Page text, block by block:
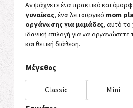
Αν ψάχνετε ένα πρακτικό και
γυναίκας, ένα λειτουργικό mom
οργάνωσης για μαμάδες, αυτό το
ιδανική επιλογή για να
και θετική διάθεση.
Μέγεθος
Classic
Mini